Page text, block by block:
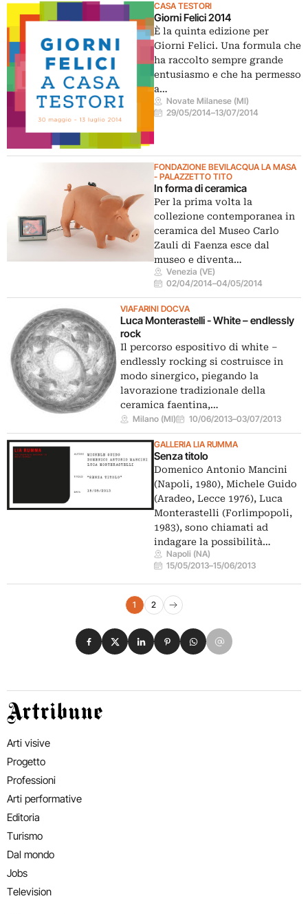
CASA TESTORI
Giorni Felici 2014
È la quinta edizione per
Giorni Felici. Una formula che
ha raccolto sempre grande
entusiasmo e che ha permesso
a…
Novate Milanese (MI)
29/05/2014–13/07/2014
FONDAZIONE BEVILACQUA LA MASA
- PALAZZETTO TITO
In forma di ceramica
Per la prima volta la
collezione contemporanea in
ceramica del Museo Carlo
Zauli di Faenza esce dal
museo e diventa…
Venezia (VE)
02/04/2014–04/05/2014
VIAFARINI DOCVA
Luca Monterastelli - White – endlessly
rock
Il percorso espositivo di white –
endlessly rocking si costruisce in
modo sinergico, piegando la
lavorazione tradizionale della
ceramica faentina,…
Milano (MI) 10/06/2013–03/07/2013
GALLERIA LIA RUMMA
Senza titolo
Domenico Antonio Mancini
(Napoli, 1980), Michele Guido
(Aradeo, Lecce 1976), Luca
Monterastelli (Forlimpopoli,
1983), sono chiamati ad
indagare la possibilità…
Napoli (NA)
15/05/2013–15/06/2013
Navigazione eventi1 2
Pagina successiva
Condividi su Facebook
Condividi su X
Condividi su LinkedIn
Condividi su Pinterest
Condividi su WhatsApp
Condividi su Email
Artribune
Arti visive
Progetto
Professioni
Arti performative
Editoria
Turismo
Dal mondo
Jobs
Television